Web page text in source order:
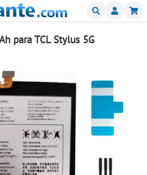
Buscar
para TCL Stylus 5G